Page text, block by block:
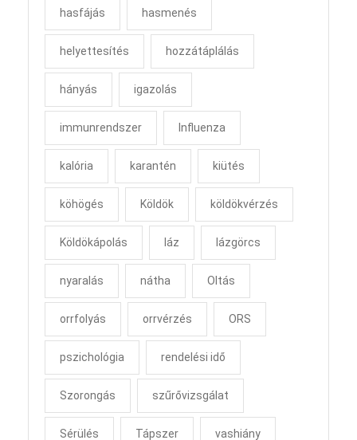
hasfájás hasmenés
helyettesítés hozzátáplálás
hányás igazolás
immunrendszer Influenza
kalória karantén kiütés
köhögés Köldök köldökvérzés
Köldökápolás láz lázgörcs
nyaralás nátha Oltás
orrfolyás orrvérzés ORS
pszichológia rendelési idő
Szorongás szűrővizsgálat
Sérülés Tápszer vashiány